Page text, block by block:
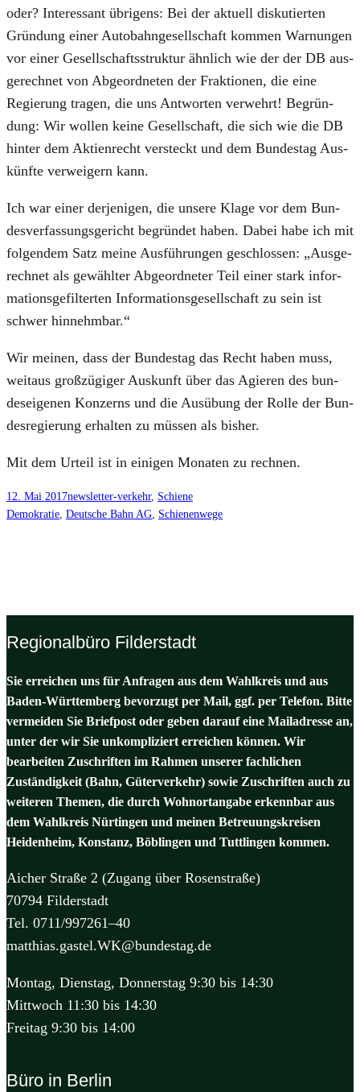
oder? Inter­es­sant übri­gens: Bei der aktu­ell dis­ku­tier­ten
Grün­dung einer Auto­bahn­ge­sell­schaft kom­men War­nun­gen
vor einer Gesell­schafts­struk­tur ähn­lich wie der der DB aus­
ge­rech­net von Abge­ord­ne­ten der Frak­tio­nen, die eine
Regie­rung tra­gen, die uns Ant­wor­ten ver­wehrt! Begrün­
dung: Wir wol­len kei­ne Gesell­schaft, die sich wie die DB
hin­ter dem Akti­en­recht ver­steckt und dem Bun­des­tag Aus­
künf­te ver­wei­gern kann.
Ich war einer der­je­ni­gen, die unse­re Kla­ge vor dem Bun­
des­ver­fas­sungs­ge­richt begrün­det haben. Dabei habe ich mit
fol­gen­dem Satz mei­ne Aus­füh­run­gen geschlos­sen: „Aus­ge­
rech­net als gewähl­ter Abge­ord­ne­ter Teil einer stark infor­
ma­ti­ons­ge­fil­ter­ten Infor­ma­ti­ons­ge­sell­schaft zu sein ist
schwer hin­nehm­bar.“
Wir mei­nen, dass der Bun­des­tag das Recht haben muss,
weit­aus groß­zü­gi­ger Aus­kunft über das Agie­ren des bun­
des­ei­ge­nen Kon­zerns und die Aus­übung der Rol­le der Bun­
des­re­gie­rung erhal­ten zu müs­sen als bis­her.
Mit dem Urteil ist in eini­gen Mona­ten zu rech­nen.
12. Mai 2017newsletter-verkehr, Schiene
Demokratie Deutsche Bahn AG Schienenwege
Regionalbüro Filderstadt
Sie erreichen uns für Anfragen aus dem Wahlkreis und aus
Baden-Württemberg bevorzugt per Mail, ggf. per Telefon. Bitte
vermeiden Sie Briefpost oder geben darauf eine Mailadresse an,
unter der wir Sie unkompliziert erreichen können. Wir
bearbeiten Zuschriften im Rahmen unserer fachlichen
Zuständigkeit (Bahn, Güterverkehr) sowie Zuschriften auch zu
weiteren Themen, die durch Wohnortangabe erkennbar aus
dem Wahlkreis Nürtingen und meinen Betreuungskreisen
Heidenheim, Konstanz, Böblingen und Tuttlingen kommen.
Aicher Straße 2 (Zugang über Rosenstraße)
70794 Filderstadt
Tel. 0711/997261–40
matthias.gastel.WK@bundestag.de
Montag, Dienstag, Donnerstag 9:30 bis 14:30
Mittwoch 11:30 bis 14:30
Freitag 9:30 bis 14:00
Büro in Berlin